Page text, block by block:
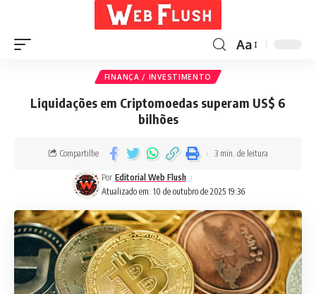
Aa
FINANÇA / INVESTIMENTO
Liquidações em Criptomoedas superam US$ 6
bilhões
Atualizado em: 10 de outubro de 2025 19:36
Por Editorial Web Flush
Compartilhe 3 min. de leitura